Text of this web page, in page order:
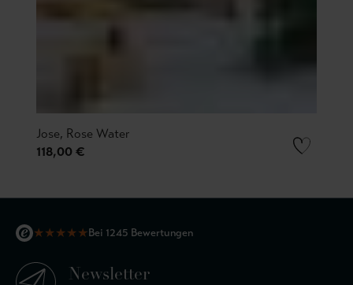
Jose, Rose Water
118,00 €
★★★★★Bei 1245 Bewertungen
Newsletter